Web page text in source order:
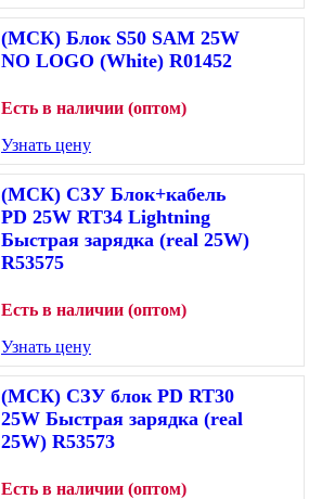
(МСК) Блок S50 SAM 25W
NO LOGO (White) R01452
Есть в наличии (оптом)
Узнать цену
(МСК) СЗУ Блок+кабель
PD 25W RT34 Lightning
Быстрая зарядка (real 25W)
R53575
Есть в наличии (оптом)
Узнать цену
(МСК) СЗУ блок PD RT30
25W Быстрая зарядка (real
25W) R53573
Есть в наличии (оптом)